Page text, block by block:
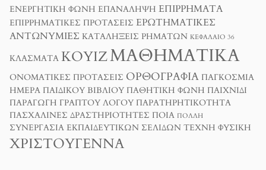
ΕΝΕΡΓΗΤΙΚΉ ΦΩΝΉ ΕΠΑΝΆΛΗΨΗ ΕΠΙΡΡΉΜΑΤΑ
ΕΠΙΡΡΗΜΑΤΙΚΈΣ ΠΡΟΤΆΣΕΙΣ ΕΡΩΤΗΜΑΤΙΚΈΣ
ΑΝΤΩΝΥΜΊΕΣ ΚΑΤΑΛΉΞΕΙΣ ΡΗΜΆΤΩΝ ΚΕΦΆΛΑΙΟ 36
ΚΛΆΣΜΑΤΑ ΚΟΥΊΖΜΑΘΗΜΑΤΙΚΆ
ΟΝΟΜΑΤΙΚΈΣ ΠΡΟΤΆΣΕΙΣ ΟΡΘΟΓΡΑΦΊΑ ΠΑΓΚΌΣΜΙΑ
ΗΜΈΡΑ ΠΑΙΔΙΚΟΎ ΒΙΒΛΊΟΥ ΠΑΘΗΤΙΚΉ ΦΩΝΉ ΠΑΙΧΝΊΔΙ
ΠΑΡΑΓΩΓΉ ΓΡΑΠΤΟΎ ΛΌΓΟΥ ΠΑΡΑΤΗΡΗΤΙΚΌΤΗΤΑ
ΠΑΣΧΑΛΙΝΈΣ ΔΡΑΣΤΗΡΙΌΤΗΤΕΣ ΠΟΙΑ ΠΟΛΛΉ
ΣΥΝΕΡΓΑΣΊΑ ΕΚΠΑΙΔΕΥΤΙΚΏΝ ΣΕΛΊΔΩΝ ΤΈΧΝΗ ΦΥΣΙΚΉ
ΧΡΙΣΤΟΎΓΕΝΝΑ